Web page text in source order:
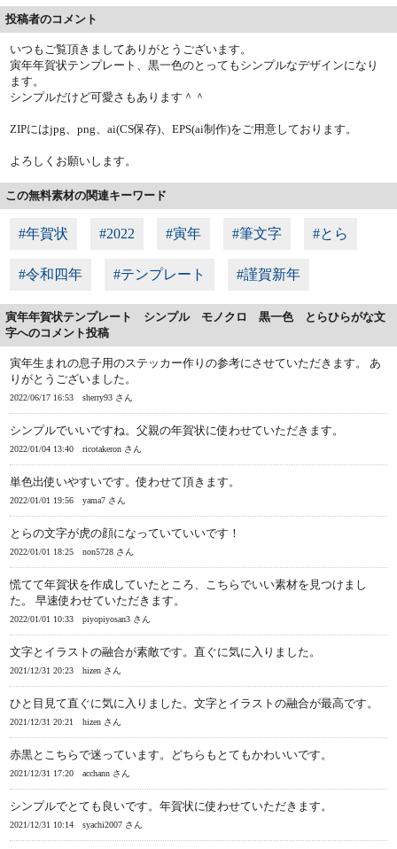
投稿者のコメント
いつもご覧頂きましてありがとうございます。
寅年年賀状テンプレート、黒一色のとってもシンプルなデザインになり
ます。
シンプルだけど可愛さもあります＾＾
ZIPにはjpg、png、ai(CS保存)、EPS(ai制作)をご用意しております。
よろしくお願いします。
この無料素材の関連キーワード
#年賀状 #2022 #寅年 #筆文字 #とら
#令和四年 #テンプレート #謹賀新年
寅年年賀状テンプレート シンプル モノクロ 黒一色 とらひらがな文
字へのコメント投稿
寅年生まれの息子用のステッカー作りの参考にさせていただきます。 あ
りがとうございました。
2022/06/17 16:53 sherry93 さん
シンプルでいいですね。父親の年賀状に使わせていただきます。
2022/01/04 13:40 ricotakeron さん
単色出使いやすいです。使わせて頂きます。
2022/01/01 19:56 yama7 さん
とらの文字が虎の顔になっていていいです！
2022/01/01 18:25 non5728 さん
慌てて年賀状を作成していたところ、こちらでいい素材を見つけまし
た。 早速使わせていただきます。
2022/01/01 10:33 piyopiyosan3 さん
文字とイラストの融合が素敵です。直ぐに気に入りました。
2021/12/31 20:23 hizen さん
ひと目見て直ぐに気に入りました。文字とイラストの融合が最高です。
2021/12/31 20:21 hizen さん
赤黒とこちらで迷っています。どちらもとてもかわいいです。
2021/12/31 17:20 acchann さん
シンプルでとても良いです。年賀状に使わせていただきます。
2021/12/31 10:14 syachi2007 さん